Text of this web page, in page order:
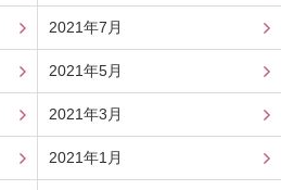
2021年7月
2021年5月
2021年3月
2021年1月